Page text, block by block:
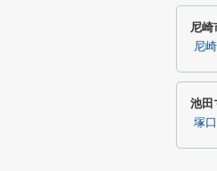
尼崎
尼崎
池田
塚口